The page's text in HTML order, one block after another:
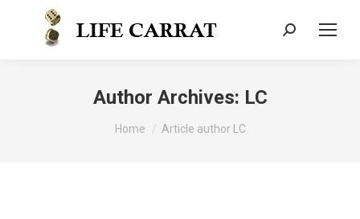
Author Archives: LC
You are here:
Home Article author LC